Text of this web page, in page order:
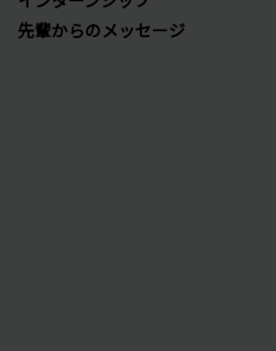
先輩からのメッセージ